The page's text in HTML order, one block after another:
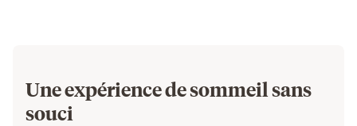
Une expérience de sommeil sans
souci